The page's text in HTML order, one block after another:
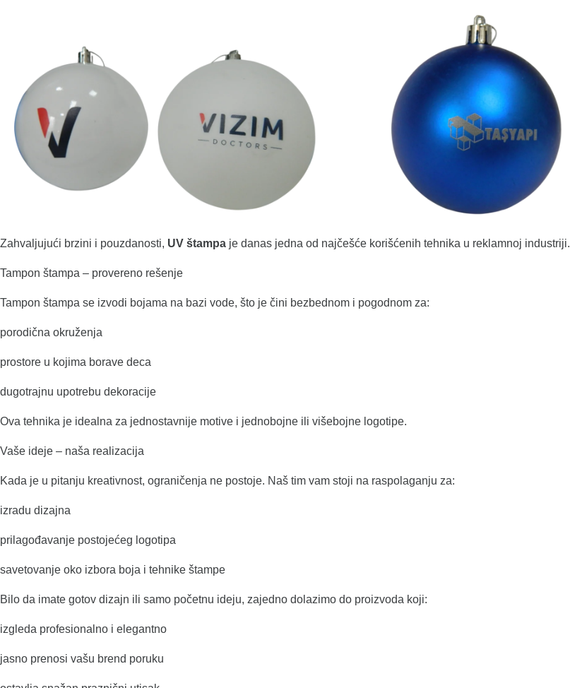
Zahvaljujući brzini i pouzdanosti, UV štampa je danas jedna od najčešće korišćenih tehnika u reklamnoj industriji.
Tampon štampa – provereno rešenje
Tampon štampa se izvodi bojama na bazi vode, što je čini bezbednom i pogodnom za:
porodična okruženja
prostore u kojima borave deca
dugotrajnu upotrebu dekoracije
Ova tehnika je idealna za jednostavnije motive i jednobojne ili višebojne logotipe.
Vaše ideje – naša realizacija
Kada je u pitanju kreativnost, ograničenja ne postoje. Naš tim vam stoji na raspolaganju za:
izradu dizajna
prilagođavanje postojećeg logotipa
savetovanje oko izbora boja i tehnike štampe
Bilo da imate gotov dizajn ili samo početnu ideju, zajedno dolazimo do proizvoda koji:
izgleda profesionalno i elegantno
jasno prenosi vašu brend poruku